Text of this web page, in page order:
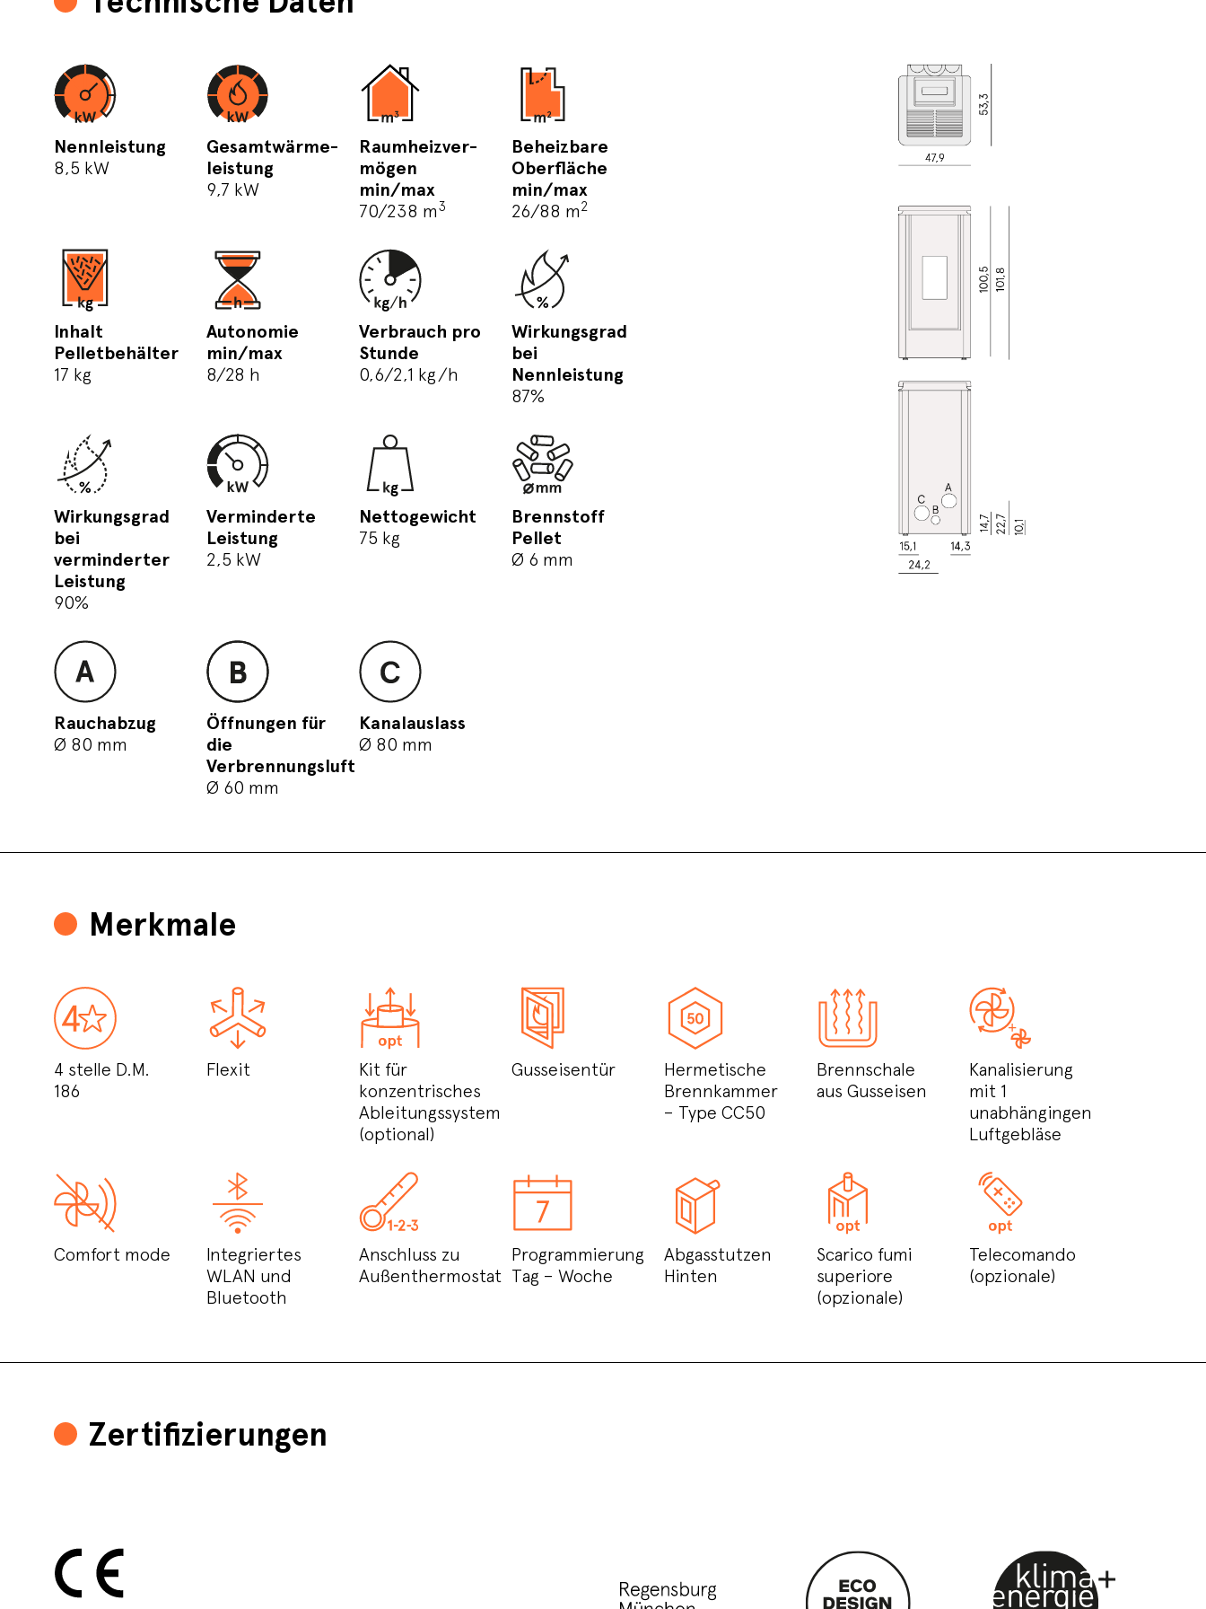
Nennleistung
8,5 kW
Gesamtwärme-
leistung
9,7 kW
Raumheizver-
mögen
min/max
70/238 m3
Beheizbare
Oberfläche
min/max
26/88 m2
Inhalt
Pelletbehälter
17 kg
Autonomie
min/max
8/28 h
Verbrauch pro
Stunde
0,6/2,1 kg/h
Wirkungsgrad
bei
Nennleistung
87%
Wirkungsgrad
bei
verminderter
Leistung
90%
Verminderte
Leistung
2,5 kW
Nettogewicht
75 kg
Brennstoff
Pellet
Ø 6 mm
Rauchabzug
Ø 80 mm
Öffnungen für
die
Verbrennungsluft
Ø 60 mm
Kanalauslass
Ø 80 mm
Merkmale
4 stelle D.M.
186
Flexit
Kit für
konzentrisches
Ableitungssystem
(optional)
Gusseisentür
Hermetische
Brennkammer
– Type CC50
Brennschale
aus Gusseisen
Kanalisierung
mit 1
unabhängingen
Luftgebläse
Comfort mode
Integriertes
WLAN und
Bluetooth
Anschluss zu
Außenthermostat
Programmierung
Tag – Woche
Abgasstutzen
Hinten
Scarico fumi
superiore
(opzionale)
Telecomando
(opzionale)
Zertifizierungen